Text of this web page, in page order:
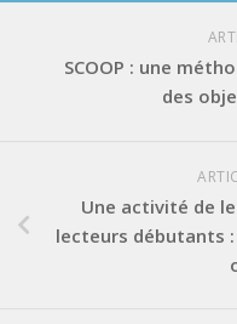
SCOOP : une
des
Une activité de
lecteurs débutants